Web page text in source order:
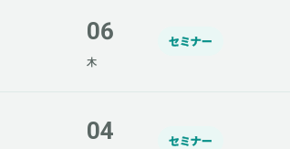
06
木
セミナー
04 セミナー